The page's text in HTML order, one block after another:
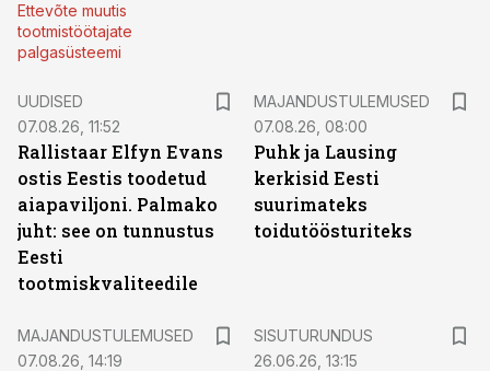
Ettevõte muutis
tootmistöötajate
palgasüsteemi
UUDISED
07.08.26, 11:52
Rallistaar Elfyn Evans
ostis Eestis toodetud
aiapaviljoni. Palmako
juht: see on tunnustus
Eesti
tootmiskvaliteedile
MAJANDUSTULEMUSED
07.08.26, 08:00
Puhk ja Lausing
kerkisid Eesti
suurimateks
toidutöösturiteks
MAJANDUSTULEMUSED
07.08.26, 14:19
SISUTURUNDUS
26.06.26, 13:15